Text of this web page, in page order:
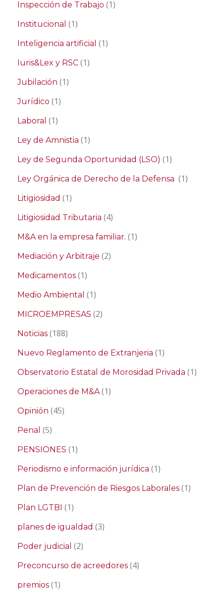
Inspección de Trabajo (1)
Institucional (1)
Inteligencia artificial (1)
Iuris&Lex y RSC (1)
Jubilación (1)
Jurídico (1)
Laboral (1)
Ley de Amnistia (1)
Ley de Segunda Oportunidad (LSO) (1)
Ley Orgánica de Derecho de la Defensa (1)
Litigiosidad (1)
Litigiosidad Tributaria (4)
M&A en la empresa familiar. (1)
Mediación y Arbitraje (2)
Medicamentos (1)
Medio Ambiental (1)
MICROEMPRESAS (2)
Noticias (188)
Nuevo Reglamento de Extranjeria (1)
Observatorio Estatal de Morosidad Privada (1)
Operaciones de M&A(1)
Opinión (45)
Penal (5)
PENSIONES (1)
Periodismo e información jurídica (1)
Plan de Prevención de Riesgos Laborales (1)
Plan LGTBI (1)
planes de igualdad (3)
Poder judicial (2)
Preconcurso de acreedores (4)
premios (1)